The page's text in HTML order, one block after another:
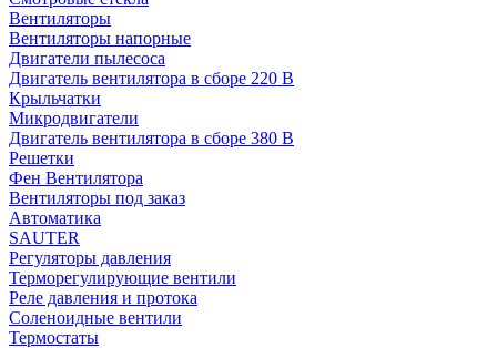
Вентиляторы
Вентиляторы напорные
Двигатели пылесоса
Двигатель вентилятора в сборе 220 В
Крыльчатки
Микродвигатели
Двигатель вентилятора в сборе 380 В
Решетки
Фен Вентилятора
Вентиляторы под заказ
Автоматика
SAUTER
Регуляторы давления
Терморегулирующие вентили
Реле давления и протока
Соленоидные вентили
Термостаты